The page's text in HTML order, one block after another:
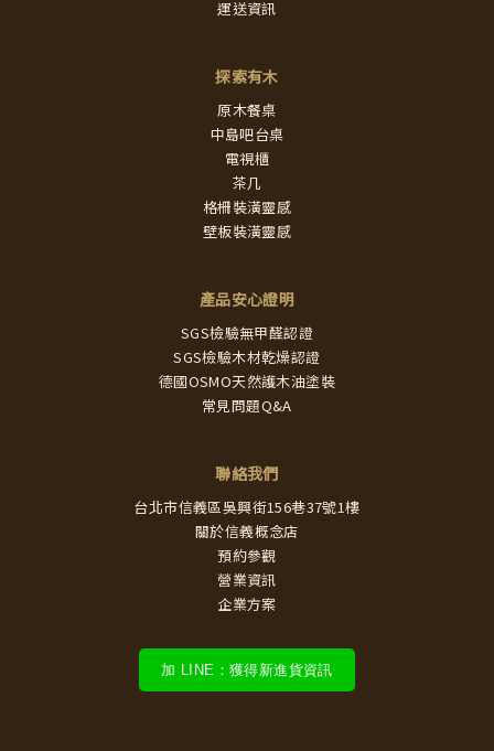
運送資訊
探索有木
原木餐桌
中島吧台桌
電視櫃
茶几
格柵裝潢靈感
壁板裝潢靈感
產品安心證明
SGS檢驗無甲醛認證
SGS檢驗木材乾燥認證
德國OSMO天然護木油塗裝
常見問題Q&A
聯絡我們
台北市信義區吳興街156巷37號1樓
關於信義概念店
預約參觀
營業資訊
企業方案
加 LINE：獲得新進貨資訊